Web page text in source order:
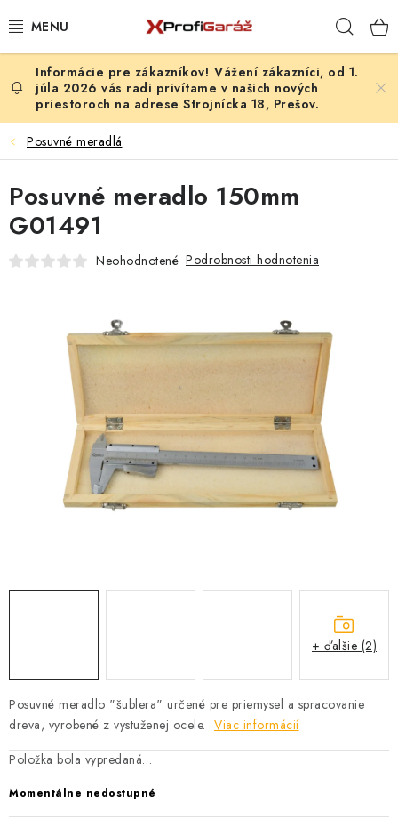
na
REALIZÁCIE & RIEŠENIA
AKCIE A NOVINKY
NÁRADIE PODĽA TYPU OPRAVY
VYBAVENIE DIELNE
ČISTENIE A UMÝVANIE
PROFI PORADŇA
GARÁŽOVÝ BAZÁR
AUTODOPLNKY
Doprava a platba
Doplnkové služby Profigaráž.sk
Newsletter z Profigaráž.sk
Darček k objednávke
Vážení zákazníci, od 1.
júla 2026 vás radi privítame v našich nových
priestoroch na adrese Strojnícka 18, Prešov.
Posuvné meradlá
Posuvné meradlo "šublera" určené pre priemysel a spracovanie
dreva, vyrobené z vystuženej ocele. Viac informácií
Položka bola vypredaná…
Momentálne nedostupné
Posuvné meradlo 150mm
G01491
Neohodnotené Podrobnosti hodnotenia
+ ďalšie (2)